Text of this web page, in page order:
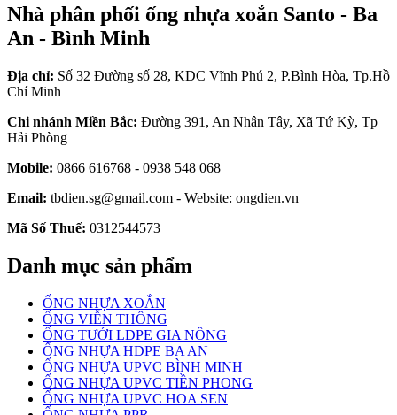
Nhà phân phối ống nhựa xoắn Santo - Ba
An - Bình Minh
Địa chỉ: Số 32 Đường số 28, KDC Vĩnh Phú 2, P.Bình Hòa, Tp.Hồ
Chí Minh
Chi nhánh Miền Bắc: Đường 391, An Nhân Tây, Xã Tứ Kỳ, Tp
Hải Phòng
Mobile: 0866 616768 - 0938 548 068
Email: tbdien.sg@gmail.com - Website: ongdien.vn
Mã Số Thuế: 0312544573
Danh mục sản phẩm
ỐNG NHỰA XOẮN
ỐNG VIỄN THÔNG
ỐNG TƯỚI LDPE GIA NÔNG
ỐNG NHỰA HDPE BA AN
ỐNG NHỰA UPVC BÌNH MINH
ỐNG NHỰA UPVC TIỀN PHONG
ỐNG NHỰA UPVC HOA SEN